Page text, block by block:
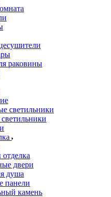
раковины
светильники
двери
душа
панели
камень